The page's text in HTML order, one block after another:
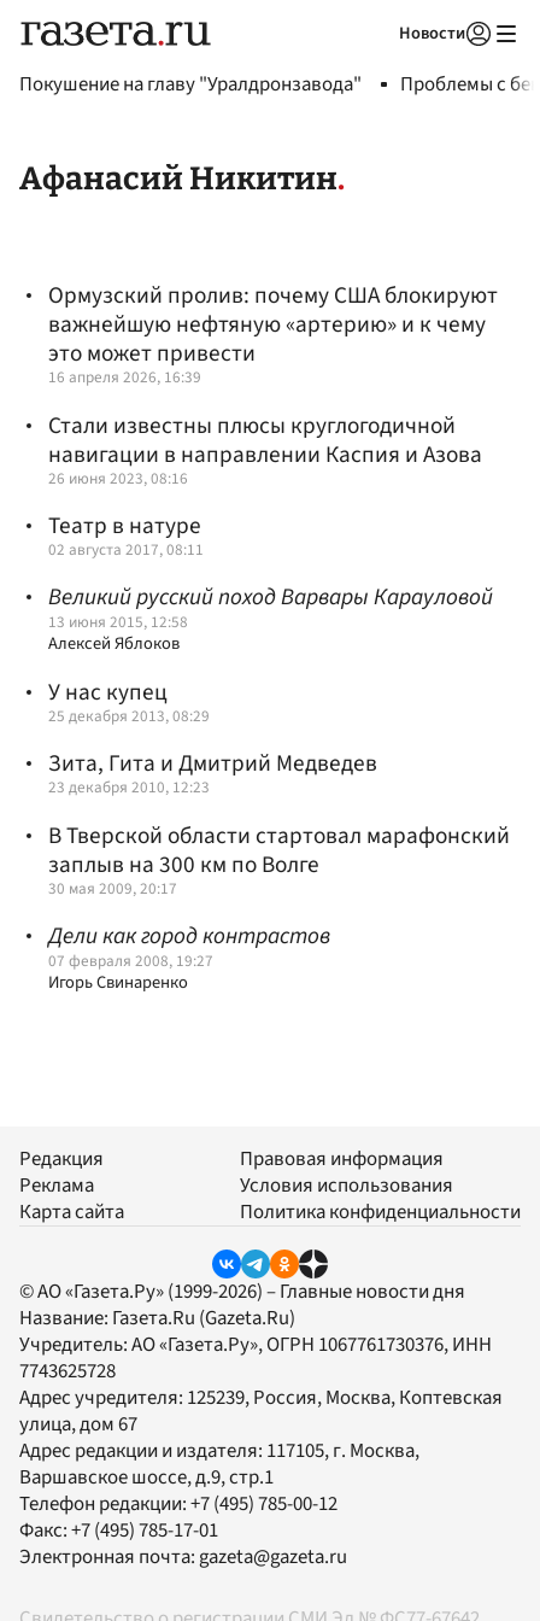
Новости
Покушение на главу "Уралдронзавода" Проблемы с
Афанасий Никитин
Ормузский пролив: почему США блокируют
важнейшую нефтяную «артерию» и к чему
это может привести
16 апреля 2026, 16:39
Стали известны плюсы круглогодичной
навигации в направлении Каспия и Азова
26 июня 2023, 08:16
Театр в натуре
02 августа 2017, 08:11
Великий русский поход Варвары Карауловой
13 июня 2015, 12:58
Алексей Яблоков
У нас купец
25 декабря 2013, 08:29
Зита, Гита и Дмитрий Медведев
23 декабря 2010, 12:23
В Тверской области стартовал марафонский
заплыв на 300 км по Волге
30 мая 2009, 20:17
Дели как город контрастов
07 февраля 2008, 19:27
Игорь Свинаренко
Редакция
Реклама
Карта сайта
Правовая информация
Условия использования
Политика конфиденциальности
© АО «Газета.Ру» (1999-2026) – Главные новости дня
Название: Газета.Ru (Gazeta.Ru)
Учредитель:АО «Газета.Ру», ОГРН 1067761730376, ИНН
7743625728
Адрес учредителя: 125239, Россия, Москва, Коптевская
улица, дом 67
Адрес редакции и издателя: 117105, г. Москва,
Варшавское шоссе, д.9, стр.1
Телефон редакции:+7 (495) 785-00-12
Факс:+7 (495) 785-17-01
Электронная почта:gazeta@gazeta.ru